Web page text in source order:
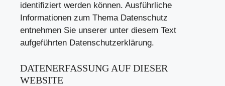
identifiziert werden können. Ausführliche
Informationen zum Thema Datenschutz
entnehmen Sie unserer unter diesem Text
aufgeführten Datenschutzerklärung.
DATENERFASSUNG AUF DIESER
WEBSITE